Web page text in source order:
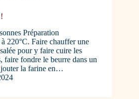
Préparation
220°C. Faire chauffer une
pour y faire cuire les
faire fondre le beurre dans un
la farine en…